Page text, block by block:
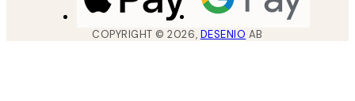
COPYRIGHT ©2026, DESENIO AB